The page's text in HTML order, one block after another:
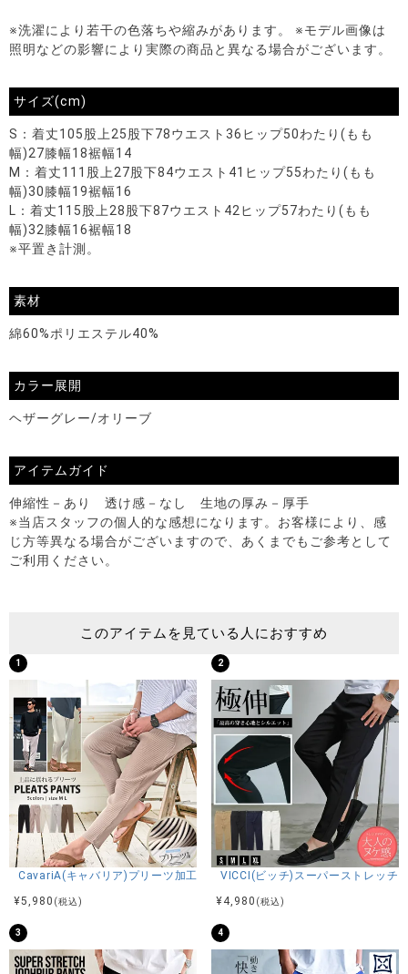
※洗濯により若干の色落ちや縮みがあります。 ※モデル画像は
照明などの影響により実際の商品と異なる場合がございます。
サイズ(cm)
S：着丈105股上25股下78ウエスト36ヒップ50わたり(もも
幅)27膝幅18裾幅14
M：着丈111股上27股下84ウエスト41ヒップ55わたり(もも
幅)30膝幅19裾幅16
L：着丈115股上28股下87ウエスト42ヒップ57わたり(もも
幅)32膝幅16裾幅18
※平置き計測。
素材
綿60%ポリエステル40%
カラー展開
ヘザーグレー/オリーブ
アイテムガイド
伸縮性－あり 透け感－なし 生地の厚み－厚手
※当店スタッフの個人的な感想になります。お客様により、感
じ方等異なる場合がございますので、あくまでもご参考として
ご利用ください。
このアイテムを見ている人におすすめ
1
CavariA(キャバリア)プリーツ加工イージーロングパンツ/全5色
¥5,980 (税込)
2
VICCI(ビッチ)スーパーストレッチ
¥4,980 (税込)
3 4